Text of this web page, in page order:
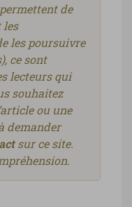
de
les
les poursuivre
ce sont
lecteurs qui
souhaitez
ou une
demander
sur ce site.